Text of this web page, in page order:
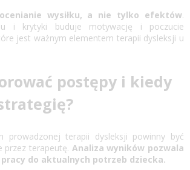
wysiłku, a nie tylko efektów.
i krytyki buduje motywację i poczucie
jest ważnym elementem terapii dysleksji u
postępy i kiedy
prowadzonej terapii dysleksji powinny być
przez terapeutę. Analiza wyników pozwala
do aktualnych potrzeb dziecka.